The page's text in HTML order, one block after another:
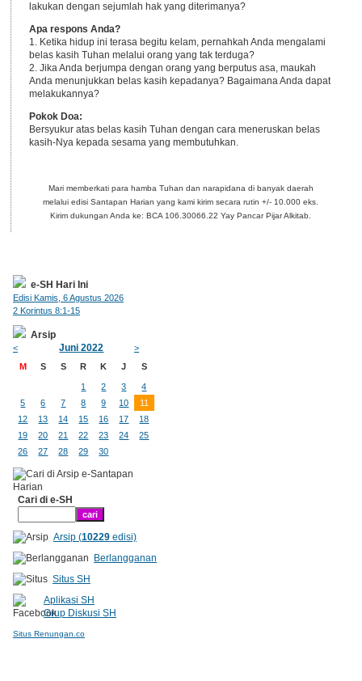
lakukan dengan sejumlah hak yang diterimanya?
Apa respons Anda?
1. Ketika hidup ini terasa begitu kelam, pernahkah Anda mengalami
belas kasih Tuhan melalui orang yang tak terduga?
2. Jika Anda berjumpa dengan orang yang berputus asa, maukah
Anda menunjukkan belas kasih kepadanya? Bagaimana Anda dapat
melakukannya?
Pokok Doa:
Bersyukur atas belas kasih Tuhan dengan cara meneruskan belas
kasih-Nya kepada sesama yang membutuhkan.
Mari memberkati para hamba Tuhan dan narapidana di banyak daerah
melalui edisi Santapan Harian yang kami kirim secara rutin +/- 10.000 eks.
Kirim dukungan Anda ke: BCA 106.30066.22 Yay Pancar Pijar Alkitab.
e-SH Hari Ini
Edisi Kamis, 6 Agustus 2026
2 Korintus 8:1-15
Arsip
< Juni 2022
>
M
S S R K J S
1 2 3
4
5
6 7 8 9 10
11
12
13 14 15 16 17
18
19
20 21 22 23 24
25
26
27 28 29 30
Cari di e-SH
Arsip (10229edisi)
Berlangganan
Situs SH
Aplikasi SH
Grup Diskusi SH
Situs Renungan.co